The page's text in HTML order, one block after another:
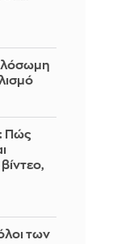
Πώς
των